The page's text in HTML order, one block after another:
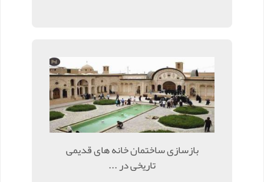
بازسازی ساختمان خانه های قدیمی
تاریخی در ...